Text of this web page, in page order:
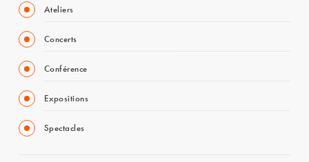
Ateliers
Concerts
Conférence
Expositions
Spectacles